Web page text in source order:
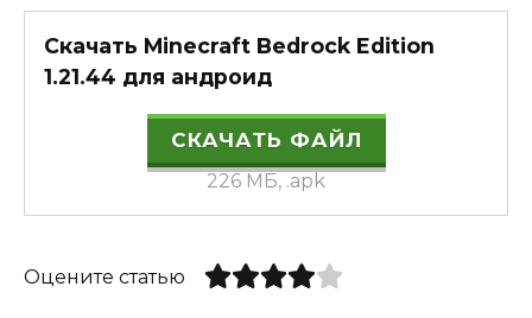
Скачать Minecraft Bedrock Edition
1.21.44 для андроид
СКАЧАТЬ ФАЙЛ
226 МБ, .apk
Оцените статью